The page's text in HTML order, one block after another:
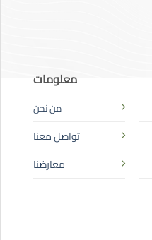
معلومات
من نحن
تواصل معنا
معارضنا